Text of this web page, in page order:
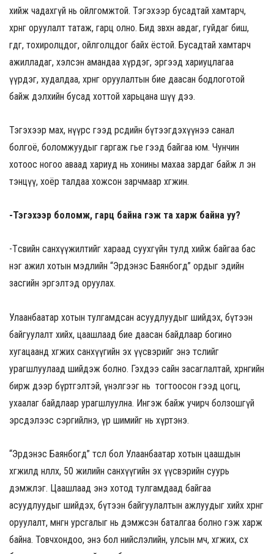
хийж чадахгүй нь ойлгомжтой. Тэгэхээр бусадтай хамтарч,
хөрөнгө оруулалт татаж, гарц олно. Бид зөвхөн авдаг, гуйдаг биш,
өгдөг, тохиролцдог, ойлголцдог байх ёстой. Бусадтай хамтарч
ажилладаг, хэлсэн амандаа хүрдэг, эргээд хариуцлагаа
үүрдэг, худалдаа, хөрөнгө оруулалтын бие даасан бодлоготой
байж дэлхийн бусад хоттой харьцана шүү дээ.
Тэгэхээр мах, нүүрс гээд өөрсдийн бүтээгдэхүүнээ санал
болгоё, боломжуудыг гаргаж өгье гээд байгаа юм. Чунчин
хотоос ногоо аваад хариуд нь хонины махаа зардаг байж л эн
тэнцүү, хоёр талдаа хожсон зарчмаар хөгжинө.
-Тэгэхээр боломж, гарц байна гэж та харж байна уу?
-Төсвийн санхүүжилтийг хараад суухгүйн тулд хийж байгаа бас
нэг ажил хотын мэдлийн “Эрдэнэс Баянбогд” ордыг эдийн
засгийн эргэлтэд оруулах.
Улаанбаатар хотын тулгамдсан асуудлуудыг шийдэх, бүтээн
байгуулалт хийх, цаашлаад бие даасан байдлаар богино
хугацаанд хөгжих санхүүгийн эх үүсвэрийг энэ төслийг
урагшлуулаад шийдэж болно. Гэхдээ сайн засаглалтай, хөрөнгийн
бирж дээр бүртгэлтэй, үнэлгээг нь тогтоосон гээд цогц,
ухаалаг байдлаар урагшлуулна. Ингэж байж учирч болзошгүй
эрсдэлээс сэргийлнэ, үр шимийг нь хүртэнэ.
“Эрдэнэс Баянбогд” төсөл бол Улаанбаатар хотын цаашдын
хөгжилд нөлөөлөх, 50 жилийн санхүүгийн эх үүсвэрийн суурь
дэмжлэг. Цаашлаад энэ хотод тулгамдаад байгаа
асуудлуудыг шийдэх, бүтээн байгуулалтын ажлуудыг хийх хөрөнгө
оруулалт, мөнгөн урсгалыг нь дэмжсэн баталгаа болно гэж харж
байна. Товчхондоо, энэ бол нийслэлийн, улсын өмч, хөгжих, өсөх